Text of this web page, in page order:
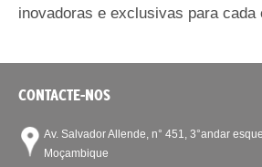
inovadoras e exclusivas para cada
CONTACTE-NOS
Av. Salvador Allende, n° 451, 3°andar
Moçambique